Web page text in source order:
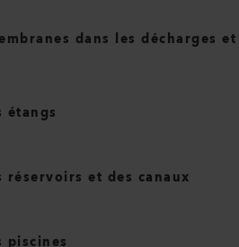
dans les décharges et
étangs
réservoirs et des canaux
piscines